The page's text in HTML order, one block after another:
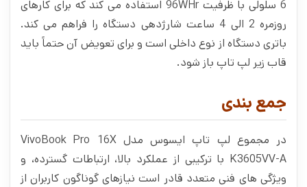
6 سلولی با ظرفیت 96WHr استفاده می کند که برای کارهای
روزمره 2 الی 4 ساعت شارژدهی دستگاه را فراهم می کند.
باتری دستگاه از نوع داخلی است و برای تعویض آن حتماً باید
قاب زیر لپ تاپ باز شود.
جمع بندی
در مجموع لپ تاپ ایسوس مدل VivoBook Pro 16X
K3605VV-A با ترکیبی از عملکرد بالا، ارتباطات گسترده، و
ویژگی‌ های فنی متعدد قادر است نیازهای گوناگون کاربران از